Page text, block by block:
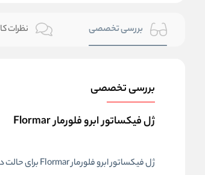
بررسی تخصصی نظرات
بررسی تخصصی
ژل فیکساتور ابرو فلورمار Flormar
ژل فیکساتور ابرو فلورمار Flormar برای حالت دادن و مرتب‌و یکدست کردن مناسب است.و دارای بافت ژله‌ای و شفاف است و کاملا بی رنگ می‌باشد.